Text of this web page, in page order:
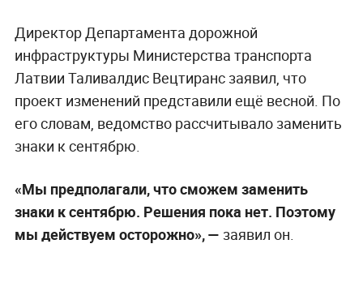
Директор Департамента дорожной
инфраструктуры Министерства транспорта
Латвии Таливалдис Вецтиранс заявил, что
проект изменений представили ещё весной. По
его словам, ведомство рассчитывало заменить
знаки к сентябрю.
«Мы предполагали, что сможем заменить
знаки к сентябрю. Решения пока нет. Поэтому
мы действуем осторожно», — заявил он.